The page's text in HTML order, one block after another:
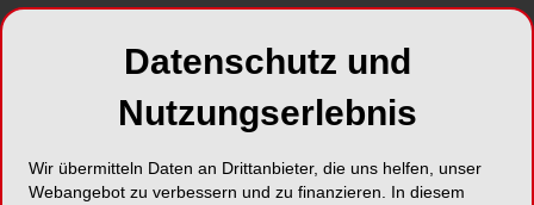
Dr. med. Anke Arns
Datenschutz und
Nutzungserlebnis
Wir übermitteln Daten an Drittanbieter, die uns helfen, unser
Webangebot zu verbessern und zu finanzieren. In diesem